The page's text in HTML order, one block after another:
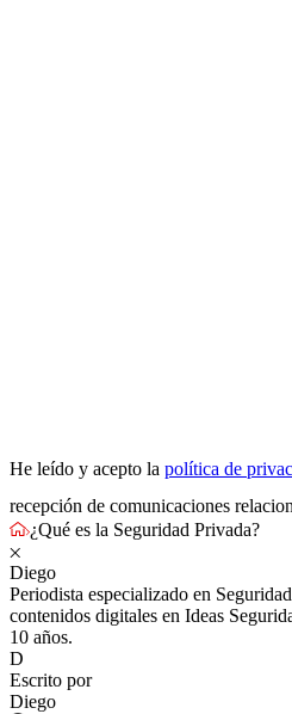
He leído y acepto la política de
recepción de comunicaciones
¿Qué es la Seguridad Privada?
Diego
Periodista especializado en
contenidos digitales en Ideas
10 años.
D
Escrito por
Diego